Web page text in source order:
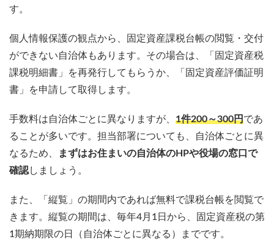
す。
個人情報保護の観点から、固定資産課税台帳の閲覧・交付
ができない自治体もあります。その場合は、「固定資産税
課税明細書」を再発行してもらうか、「固定資産評価証明
書」を申請して取得します。
手数料は自治体ごとに異なりますが、 1件200～300円であ
ることが多いです。担当部署についても、自治体ごとに異
なるため、
まずはお住まいの自治体のHPや役場の窓口で
確認しましょう。
また、「縦覧」の期間内であれば無料で課税台帳を閲覧で
きます。縦覧の期間は、毎年4月1日から、固定資産税の第
1期納期限の日（自治体ごとに異なる）までです。